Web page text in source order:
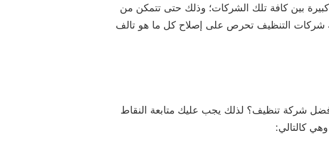
كبيرة بين كافة تلك الشركات؛ وذلك حتى تتمكن من
شركات التنظيف تحرص على إصلاح كل ما هو تالف
شركة تنظيف؟ لذلك يجب عليك متابعة النقاط
كالتالي: